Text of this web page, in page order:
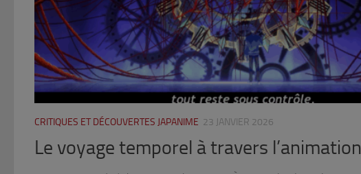
CRITIQUES ET DÉCOUVERTES JAPANIME 23 JANVIER 2026
Le voyage temporel à travers l’animation